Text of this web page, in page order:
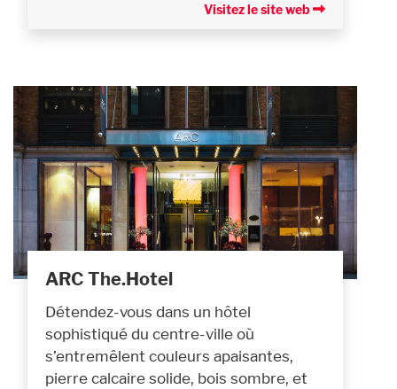
Visitez le site web
ARC The.Hotel
Détendez-vous dans un hôtel
sophistiqué du centre-ville où
s’entremêlent couleurs apaisantes,
pierre calcaire solide, bois sombre, et